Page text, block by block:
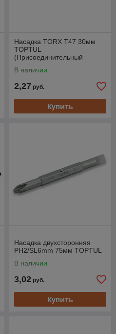
Насадка TORX T47 30мм
TOPTUL
(Присоединительный
В наличии
2,27 руб.
Купить
Насадка двухсторонняя
PH2/SL6mm 75мм TOPTUL
В наличии
3,02 руб.
Купить